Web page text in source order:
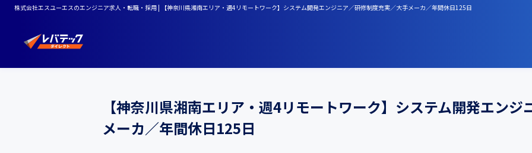
株式会社エスユーエスのエンジニア求人・転職・採用 | 【神奈川県湘南エリア・週4リモートワーク】システム開発エンジニア／研修制度充実／大手メーカ／年間休日125日
【神奈川県湘南エリア・週4リモートワーク】システム開発エン
メーカ／年間休日125日